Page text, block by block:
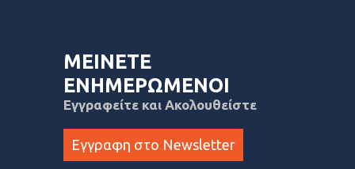
ΜΕΙΝΕΤΕ
ΕΝΗΜΕΡΩΜΕΝΟΙ
Εγγραφείτε και Ακολουθείστε
Εγγραφη στο Newsletter